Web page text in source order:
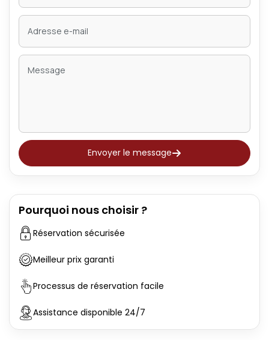
Envoyer le message
Pourquoi nous choisir ?
Réservation sécurisée
Meilleur prix garanti
Processus de réservation facile
Assistance disponible 24/7